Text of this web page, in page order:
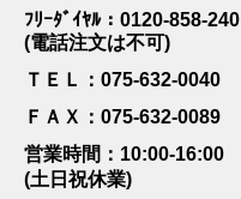
ﾌﾘｰﾀﾞｲﾔﾙ：0120-858-240
(電話注文は不可)
ＴＥＬ：075-632-0040
ＦＡＸ：075-632-0089
営業時間：10:00-16:00
(土日祝休業)